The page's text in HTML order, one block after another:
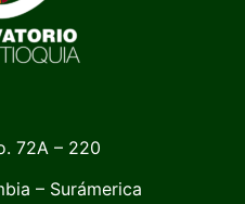
72A – 220
– Surámerica